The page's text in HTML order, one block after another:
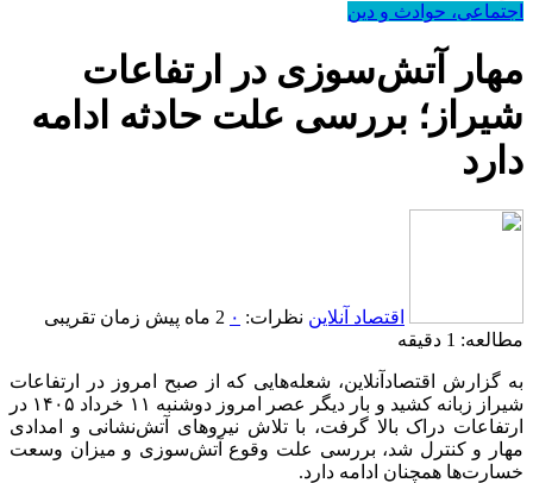
اجتماعی، حوادث و دین
مهار آتش‌سوزی در ارتفاعات
شیراز؛ بررسی علت حادثه ادامه
دارد
اقتصاد آنلاین نظرات: ۰ 2 ماه پیش
زمان تقریبی
مطالعه: 1 دقیقه
به گزارش اقتصادآنلاین، شعله‌هایی که از صبح امروز در ارتفاعات
شیراز زبانه کشید و بار دیگر عصر امروز دوشنبه ۱۱ خرداد ۱۴۰۵ در
ارتفاعات دراک بالا گرفت، با تلاش نیرو‌های آتش‌نشانی و امدادی
مهار و کنترل شد، بررسی علت وقوع آتش‌سوزی و میزان وسعت
خسارت‌ها همچنان ادامه دارد.